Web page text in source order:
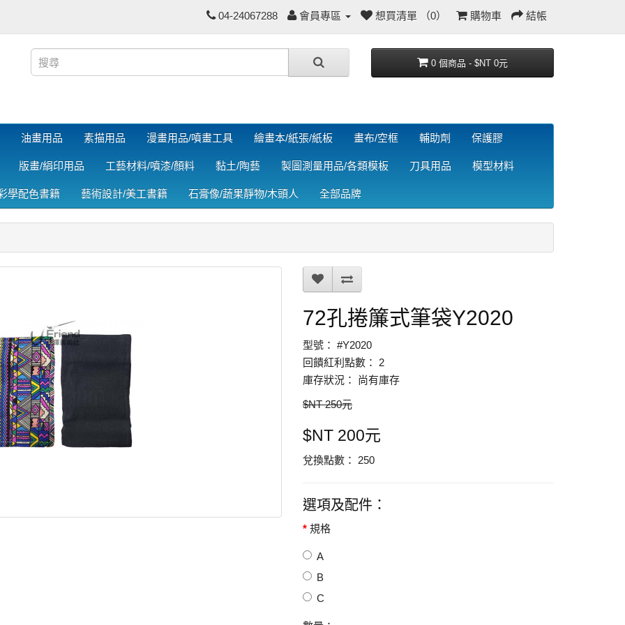
04-24067288 會員專區 想買清單 （0） 購物車 結帳
0 個商品 - $NT 0元
油畫用品 素描用品 漫畫用品/噴畫工具 繪畫本/紙張/紙板 畫布/空框 輔助劑 保護膠
版畫/絹印用品 工藝材料/噴漆/顏料 黏土/陶藝 製圖測量用品/各類模板 刀具用品 模型材料
學配色書籍 藝術設計/美工書籍 石膏像/蔬果靜物/木頭人 全部品牌
72孔捲簾式筆袋Y2020
型號： #Y2020
回饋紅利點數： 2
庫存狀況： 尚有庫存
$NT 250元
$NT 200元
兌換點數： 250
選項及配件：
規格
A
B
C